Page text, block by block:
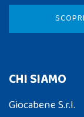
CHI SIAMO
Giocabene S.r.l.